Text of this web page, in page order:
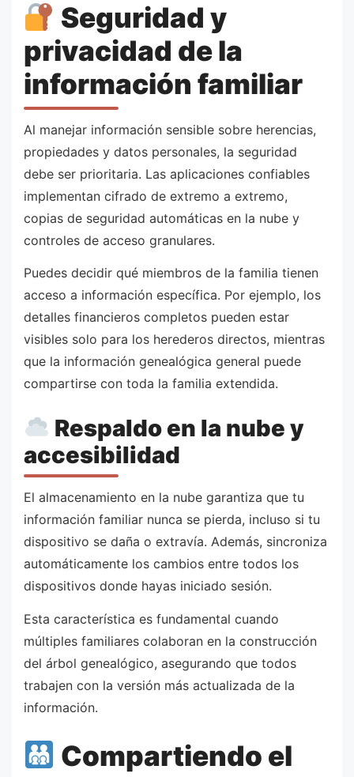
Seguridad y
privacidad de la
información familiar
Al manejar información sensible sobre herencias,
propiedades y datos personales, la seguridad
debe ser prioritaria. Las aplicaciones confiables
implementan cifrado de extremo a extremo,
copias de seguridad automáticas en la nube y
controles de acceso granulares.
Puedes decidir qué miembros de la familia tienen
acceso a información específica. Por ejemplo, los
detalles financieros completos pueden estar
visibles solo para los herederos directos, mientras
que la información genealógica general puede
compartirse con toda la familia extendida.
Respaldo en la nube y
accesibilidad
El almacenamiento en la nube garantiza que tu
información familiar nunca se pierda, incluso si tu
dispositivo se daña o extravía. Además, sincroniza
automáticamente los cambios entre todos los
dispositivos donde hayas iniciado sesión.
Esta característica es fundamental cuando
múltiples familiares colaboran en la construcción
del árbol genealógico, asegurando que todos
trabajen con la versión más actualizada de la
información.
Compartiendo el